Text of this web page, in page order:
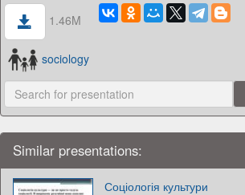
1.46M
sociology
Similar presentations:
Соціологія культури